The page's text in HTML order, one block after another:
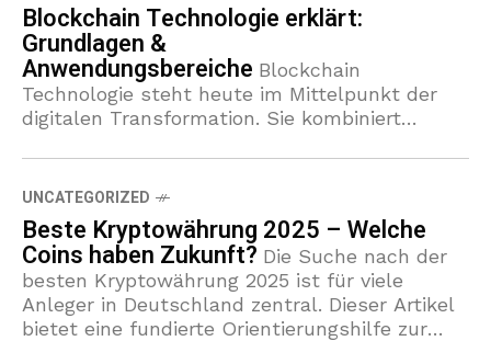
Blockchain Technologie erklärt:
Grundlagen &
Anwendungsbereiche Blockchain
Technologie steht heute im Mittelpunkt der
digitalen Transformation. Sie kombiniert
Sicherheit und transparente digitale Ledger.
Dies macht die Technik relevant für
Kryptowährungen, Finanzdienstleister und
Behörden. Dieses
UNCATEGORIZED
Beste Kryptowährung 2025 – Welche
Coins haben Zukunft? Die Suche nach der
besten Kryptowährung 2025 ist für viele
Anleger in Deutschland zentral. Dieser Artikel
bietet eine fundierte Orientierungshilfe zur